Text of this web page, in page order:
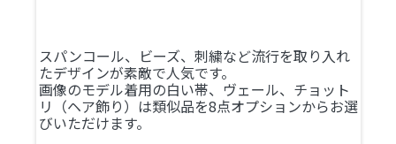
スパンコール、ビーズ、刺繍など流行を取り入れ
たデザインが素敵で人気です。
画像のモデル着用の白い帯、ヴェール、チョット
リ（ヘア飾り）は類似品を8点オプションからお選
びいただけます。